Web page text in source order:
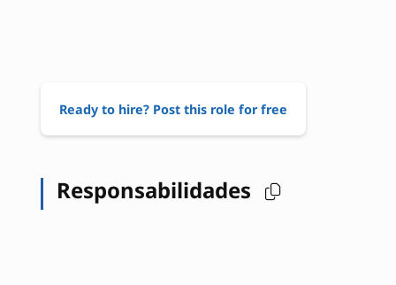
Ready to hire? Post this role for free
Responsabilidades